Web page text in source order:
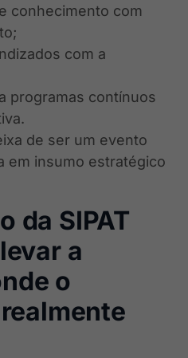
conhecimento com
com a
programas contínuos
de ser um evento
em insumo estratégico
da SIPAT
a
o